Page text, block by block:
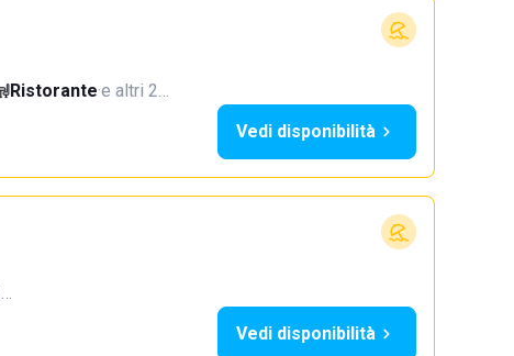
Ristorante·e altri 2…
Vedi disponibilità
Vedi disponibilità